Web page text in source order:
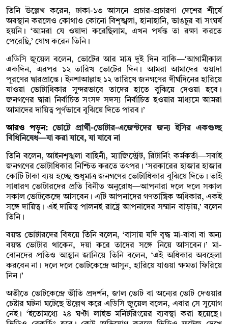
তিনি উল্লেখ করেন, ঢাকা-১৩ আসনে প্রচার-প্রচারণা দেশের শীর্ষে
অবস্থান করলেও কোথাও কোনো বিশৃঙ্খলা, হানাহানি, ভাঙচুর বা সংঘর্ষ
হয়নি। ‘আমরা যে ওয়াদা করেছিলাম, এখন পর্যন্ত তা রক্ষা করতে
পেরেছি,’ যোগ করেন তিনি।
এডিসি জুয়েল বলেন, ভোটের আর মাত্র দুই দিন বাকি—‘আগামীকাল
একদিন, এরপর ১২ তারিখ ভোটের দিন। আমরা আমাদের ওয়াদা
পূরণের দ্বারপ্রান্তে। ইনশাআল্লাহ ১২ তারিখে জনগণের দীর্ঘদিনের হারিয়ে
যাওয়া ভোটাধিকার সুন্দরভাবে তাদের হাতে বুঝিয়ে দেওয়া হবে।
জনগণের দ্বারা নির্বাচিত সংসদ সদস্য নির্বাচিত হওয়ার মাধ্যমে আমরা
আমাদের দায়িত্ব পূর্ণভাবে বুঝিয়ে দিতে পারব।’
আরও পড়ুন:ভোটে প্রার্থী-ভোটার-এজেন্টদের জন্য ইসির একগুচ্ছ
বিধিনিষেধ—যা করা যাবে, যা যাবে না
তিনি বলেন, আইনশৃঙ্খলা বাহিনী, ম্যাজিস্ট্রেট, রিটার্নিং কর্মকর্তা—সবাই
জনগণের ভোটাধিকার নিশ্চিত করতে তৎপর। ‘সরকারের হাজার হাজার
কোটি টাকা ব্যয় হচ্ছে শুধুমাত্র জনগণের ভোটাধিকার বুঝিয়ে দিতে। তাই
সাধারণ ভোটারদের প্রতি বিনীত অনুরোধ—আপনারা দলে দলে সকাল
সকাল ভোটকেন্দ্রে আসবেন। এটি আপনাদের গণতান্ত্রিক অধিকার, একই
সঙ্গে দায়িত্ব। এই দায়িত্ব পালনই রাষ্ট্রে আপনাদের সম্মান বাড়ায়,’ বলেন
তিনি।
বয়স্ক ভোটারদের বিষয়ে তিনি বলেন, ‘বাসায় যদি বৃদ্ধ মা-বাবা বা অন্য
বয়স্ক ভোটার থাকেন, দয়া করে তাদের সঙ্গে নিয়ে আসবেন।’ মা-
বোনদের প্রতিও আহ্বান জানিয়ে তিনি বলেন, ‘এই অধিকার অবহেলা
করবেন না। দলে দলে ভোটকেন্দ্রে আসুন, হারিয়ে যাওয়া ক্ষমতা ফিরিয়ে
নিন।’
অতীতে ভোটকেন্দ্রে ভীতি প্রদর্শন, জাল ভোট বা অন্যের ভোট দেওয়ার
চেষ্টার ঘটনা ঘটেছে উল্লেখ করে এডিসি জুয়েল বলেন, এবার সে সুযোগ
নেই। ‘ইতোমধ্যে ২৪ ঘণ্টা লাইভ মনিটরিংয়ের ব্যবস্থা করা হয়েছে।